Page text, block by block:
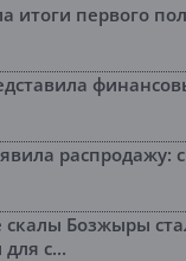
итоги первого
распродажу:
Бозжыры
с...